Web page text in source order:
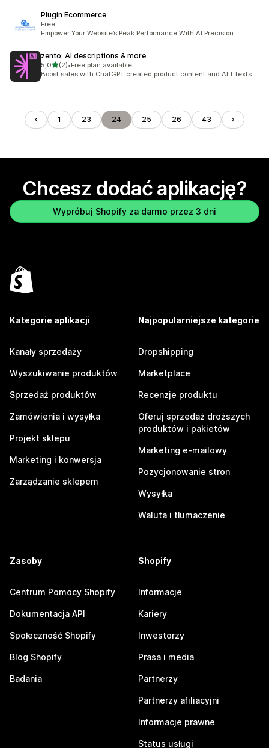
Plugin Ecommerce
Free
Empower Your Website’s Peak Performance With AI Precision
zento: AI descriptions & more
5,0na 5 gwiazdek
(2)
Łączna liczba recenzji: 2
•Free plan available
Boost sales with ChatGPT created product content and ALT texts
1 23 24 25 26 43
Chcesz dodać aplikację?
Wypróbuj Shopify za darmo przez 3 dni
Kategorie aplikacji
Kanały sprzedaży
Wyszukiwanie produktów
Sprzedaż produktów
Zamówienia i wysyłka
Projekt sklepu
Marketing i konwersja
Zarządzanie sklepem
Najpopularniejsze kategorie
Dropshipping
Marketplace
Recenzje produktu
Oferuj sprzedaż droższych
produktów i pakietów
Marketing e-mailowy
Pozycjonowanie stron
Wysyłka
Waluta i tłumaczenie
Zasoby
Centrum Pomocy Shopify
Dokumentacja API
Społeczność Shopify
Blog Shopify
Badania
Shopify
Informacje
Kariery
Inwestorzy
Prasa i media
Partnerzy
Partnerzy afiliacyjni
Informacje prawne
Status usługi